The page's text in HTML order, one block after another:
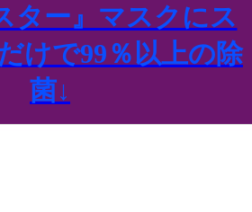
ター』マスクにス
けで99％以上の除
菌↓